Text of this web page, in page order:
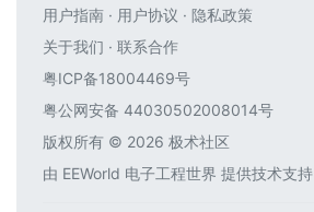
用户指南 · 用户协议 · 隐私政策
关于我们 · 联系合作
粤ICP备18004469号
粤公网安备 44030502008014号
版权所有 © 2026 极术社区
由 EEWorld 电子工程世界 提供技术支持